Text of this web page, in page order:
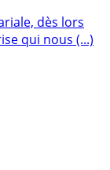
qui nous (...)